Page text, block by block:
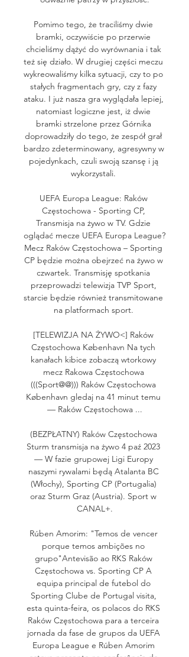
Pomimo tego, że traciliśmy dwie
bramki, oczywiście po przerwie
chcieliśmy dążyć do wyrównania i tak
też się działo. W drugiej części meczu
wykreowaliśmy kilka sytuacji, czy to po
stałych fragmentach gry, czy z fazy
ataku. I już nasza gra wyglądała lepiej,
natomiast logiczne jest, iż dwie
bramki strzelone przez Górnika
doprowadziły do tego, że zespół grał
bardzo zdeterminowany, agresywny w
pojedynkach, czuli swoją szansę i ją
wykorzystali.
UEFA Europa League: Raków
Częstochowa - Sporting CP,
Transmisja na żywo w TV. Gdzie
oglądać mecze UEFA Europa League?
Mecz Raków Częstochowa – Sporting
CP będzie można obejrzeć na żywo w
czwartek. Transmisję spotkania
przeprowadzi telewizja TVP Sport,
starcie będzie również transmitowane
na platformach sport.
[TELEWIZJA NA ŻYWO<] Raków
Częstochowa København Na tych
kanałach kibice zobaczą wtorkowy
mecz Rakowa Częstochowa
(((Sport@@))) Raków Częstochowa
København gledaj na 41 minut temu
— Raków Częstochowa ...
(BEZPŁATNY) Raków Częstochowa
Sturm transmisja na żywo 4 paź 2023
— W fazie grupowej Ligi Europy
naszymi rywalami będą Atalanta BC
(Włochy), Sporting CP (Portugalia)
oraz Sturm Graz (Austria). Sport w
CANAL+.
Rúben Amorim: "Temos de vencer
porque temos ambições no
grupo"Antevisão ao RKS Raków
Częstochowa vs. Sporting CP A
equipa principal de futebol do
Sporting Clube de Portugal visita,
esta quinta-feira, os polacos do RKS
Raków Częstochowa para a terceira
jornada da fase de grupos da UEFA
Europa League e Rúben Amorim